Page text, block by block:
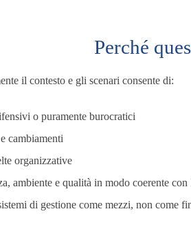
Perché
il contesto e gli scenari consente di:
o puramente burocratici
cambiamenti
organizzative
ambiente e qualità in modo coerente con
di gestione come mezzi, non come